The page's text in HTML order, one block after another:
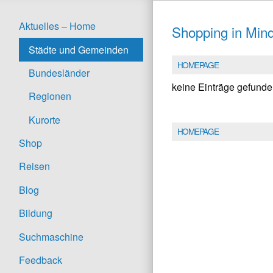
Aktuelles – Home
Städte und Gemeinden
Bundesländer
Regionen
Kurorte
Shop
Reisen
Blog
Bildung
Suchmaschine
Feedback
Shopping in
HOMEPAGE
keine Einträge
HOMEPAGE